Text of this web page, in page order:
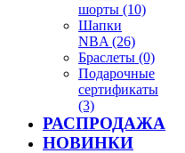
шорты (10)
Шапки
NBA (26)
Браслеты (0)
Подарочные
сертификаты
(3)
РАСПРОДАЖА
НОВИНКИ